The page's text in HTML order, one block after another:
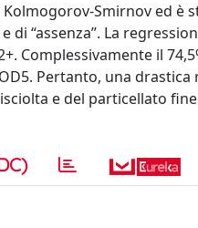
Smirnov ed è
“assenza”. La
Complessivamente il
Pertanto, una
e del particellato